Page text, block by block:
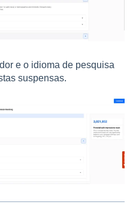
e o idioma de pesquisa
suspensas.